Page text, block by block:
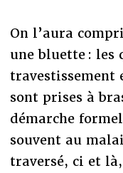
On l’aura
une bluette : les
travestissement
sont prises à
démarche
souvent au
traversé, ci et